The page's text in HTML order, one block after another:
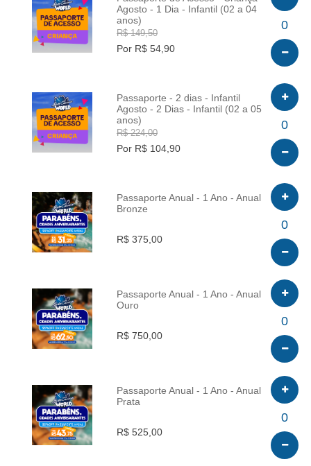
INFO
Agosto - 1 Dia - Infantil (02 a 04
anos)
R$ 149,50
Por R$ 54,90
0
INFO
Passaporte - 2 dias - Infantil
Agosto - 2 Dias - Infantil (02 a 05
anos)
R$ 224,00
Por R$ 104,90
0
INFO
Passaporte Anual - 1 Ano - Anual
Bronze
R$ 375,00
0
INFO
Passaporte Anual - 1 Ano - Anual
Ouro
R$ 750,00
0
INFO
Passaporte Anual - 1 Ano - Anual
Prata
R$ 525,00
0